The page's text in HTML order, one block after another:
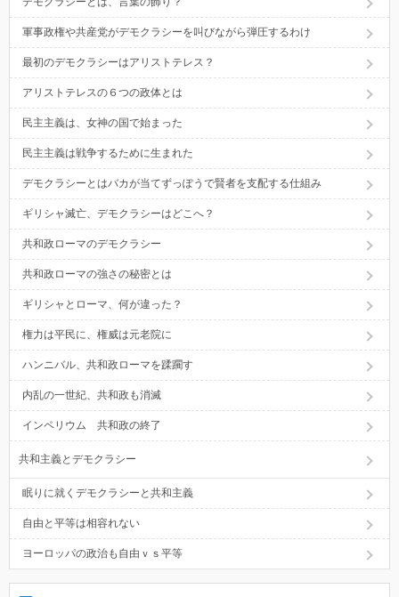
軍事政権や共産党がデモクラシーを叫びながら弾圧するわけ
最初のデモクラシーはアリストテレス？
アリストテレスの６つの政体とは
民主主義は、女神の国で始まった
民主主義は戦争するために生まれた
デモクラシーとはバカが当てずっぽうで賢者を支配する仕組み
ギリシャ滅亡、デモクラシーはどこへ？
共和政ローマのデモクラシー
共和政ローマの強さの秘密とは
ギリシャとローマ、何が違った？
権力は平民に、権威は元老院に
ハンニバル、共和政ローマを蹂躙す
内乱の一世紀、共和政も消滅
インペリウム 共和政の終了
共和主義とデモクラシー
眠りに就くデモクラシーと共和主義
自由と平等は相容れない
ヨーロッパの政治も自由ｖｓ平等